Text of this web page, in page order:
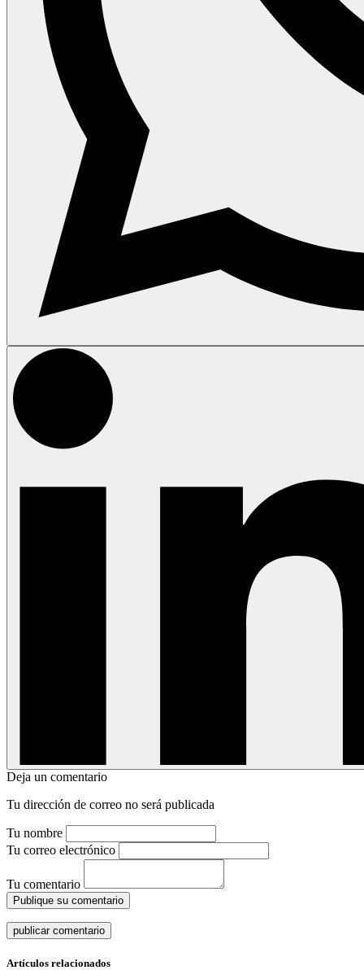
Deja un comentario
Tu dirección de correo no será publicada
Tu nombre
Tu correo electrónico
Tu comentario
Publique su comentario
Artículos relacionados